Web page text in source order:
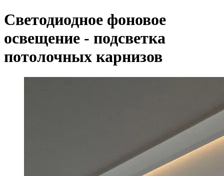
Светодиодное фоновое
освещение - подсветка
потолочных карнизов